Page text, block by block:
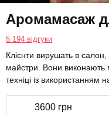
Аромамасаж
5 194 відгуки
Клієнти вирушать в
майстри. Вони виконають
техніці із використанням
3600 грн